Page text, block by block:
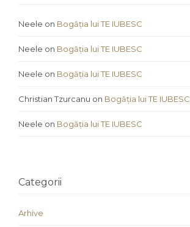
Neele on Bogăția lui TE IUBESC
Neele on Bogăția lui TE IUBESC
Neele on Bogăția lui TE IUBESC
Christian Tzurcanu on Bogăția lui TE IUBESC
Neele on Bogăția lui TE IUBESC
Categorii
Arhive